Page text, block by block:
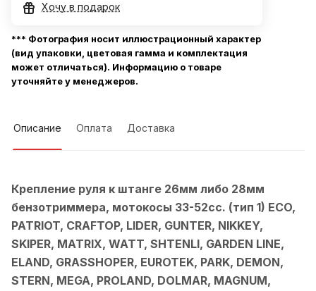
Хочу в подарок
*** Фотография носит иллюстрационный характер
(вид упаковки, цветовая гамма и комплектация
может отличаться). Информацию о товаре
уточняйте у менеджеров.
Описание Оплата Доставка
Крепление руля к штанге 26мм либо 28мм
бензотриммера, мотокосы 33-52сс. (тип 1) ECO,
PATRIOT, CRAFTOP, LIDER, GUNTER, NIKKEY,
SKIPER, MATRIX, WATT, SHTENLI, GARDEN LINE,
ELAND, GRASSHOPER, EUROTEK, PARK, DEMON,
STERN, MEGA, PROLAND, DOLMAR, MAGNUM,